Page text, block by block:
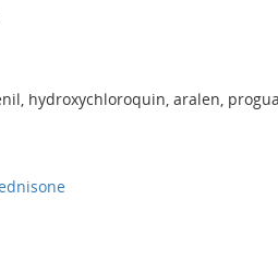
hydroxychloroquin, aralen,